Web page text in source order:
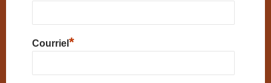
Courriel *